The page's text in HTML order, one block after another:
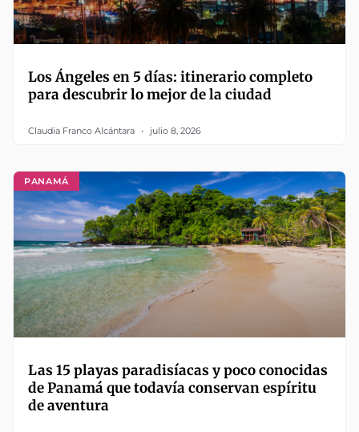
Los Ángeles en 5 días: itinerario completo
para descubrir lo mejor de la ciudad
Claudia Franco Alcántara julio 8, 2026
PANAMÁ
Las 15 playas paradisíacas y poco conocidas
de Panamá que todavía conservan espíritu
de aventura